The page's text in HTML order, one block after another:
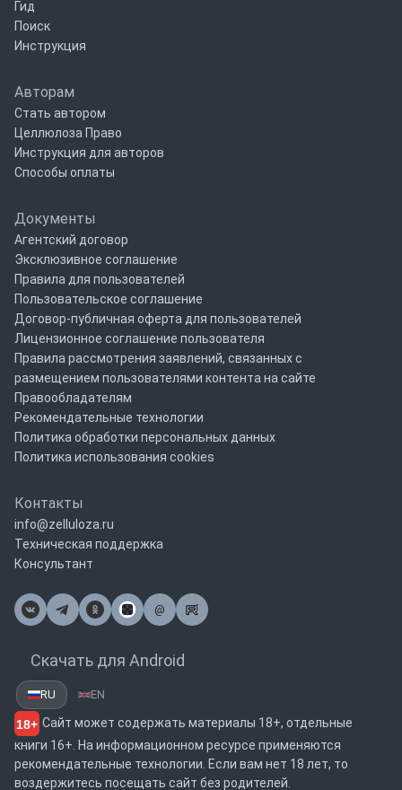
Гид
Поиск
Инструкция
Авторам
Стать автором
Целлюлоза Право
Инструкция для авторов
Способы оплаты
Документы
Агентский договор
Эксклюзивное соглашение
Правила для пользователей
Пользовательское соглашение
Договор-публичная оферта для пользователей
Лицензионное соглашение пользователя
Правила рассмотрения заявлений, связанных с
размещением пользователями контента на сайте
Правообладателям
Рекомендательные технологии
Политика обработки персональных данных
Политика использования cookies
Контакты
info@zelluloza.ru
Техническая поддержка
Консультант
@
Почта
Скачать для Android
RU EN
18+ Сайт может содержать материалы 18+, отдельные
книги 16+. На информационном ресурсе применяются
рекомендательные технологии. Если вам нет 18 лет, то
воздержитесь посещать сайт без родителей.